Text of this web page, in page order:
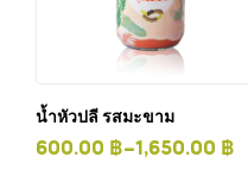
น้ำหัวปลี รสมะขาม
600.00 ฿–1,650.00 ฿